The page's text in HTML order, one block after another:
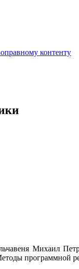
контенту
Михаил
программной